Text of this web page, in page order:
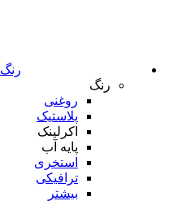
رنگ
رنگ
روغنی
پلاستیک
اکرلینک
پایه آب
استخری
ترافیکی
بیشتر